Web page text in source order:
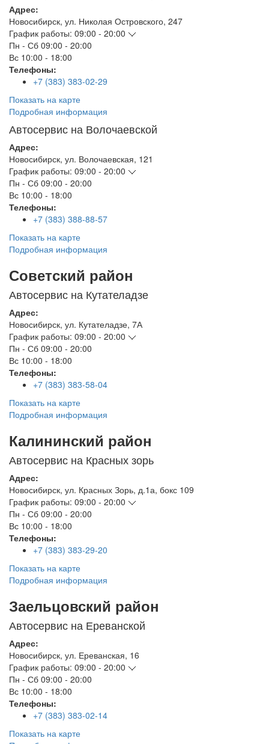
Адрес:
Новосибирск, ул. Николая Островского, 247
График работы: 09:00 - 20:00
Пн - Сб 09:00 - 20:00
Вс 10:00 - 18:00
Телефоны:
+7 (383) 383-02-29
Показать на карте
Подробная информация
Автосервис на Волочаевской
Адрес:
Новосибирск, ул. Волочаевская, 121
График работы: 09:00 - 20:00
Пн - Сб 09:00 - 20:00
Вс 10:00 - 18:00
Телефоны:
+7 (383) 388-88-57
Показать на карте
Подробная информация
Советский район
Автосервис на Кутателадзе
Адрес:
Новосибирск, ул. Кутателадзе, 7А
График работы: 09:00 - 20:00
Пн - Сб 09:00 - 20:00
Вс 10:00 - 18:00
Телефоны:
+7 (383) 383-58-04
Показать на карте
Подробная информация
Калининский район
Автосервис на Красных зорь
Адрес:
Новосибирск, ул. Красных Зорь, д.1а, бокс 109
График работы: 09:00 - 20:00
Пн - Сб 09:00 - 20:00
Вс 10:00 - 18:00
Телефоны:
+7 (383) 383-29-20
Показать на карте
Подробная информация
Заельцовский район
Автосервис на Ереванской
Адрес:
Новосибирск, ул. Ереванская, 16
График работы: 09:00 - 20:00
Пн - Сб 09:00 - 20:00
Вс 10:00 - 18:00
Телефоны:
+7 (383) 383-02-14
Показать на карте